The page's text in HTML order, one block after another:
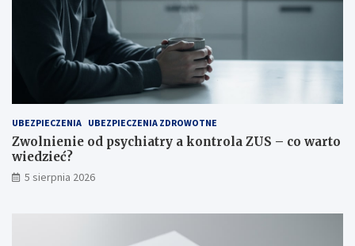
UBEZPIECZENIA UBEZPIECZENIA ZDROWOTNE
Zwolnienie od psychiatry a kontrola ZUS – co warto
wiedzieć?
5 sierpnia 2026